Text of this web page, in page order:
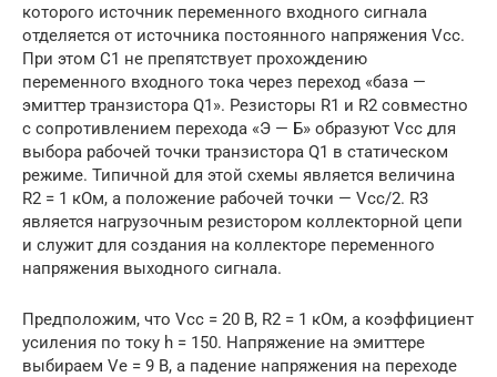
которого источник переменного входного сигнала
отделяется от источника постоянного напряжения Vcc.
При этом С1 не препятствует прохождению
переменного входного тока через переход «база —
эмиттер транзистора Q1». Резисторы R1 и R2 совместно
с сопротивлением перехода «Э — Б» образуют Vcc для
выбора рабочей точки транзистора Q1 в статическом
режиме. Типичной для этой схемы является величина
R2 = 1 кОм, а положение рабочей точки — Vcc/2. R3
является нагрузочным резистором коллекторной цепи
и служит для создания на коллекторе переменного
напряжения выходного сигнала.
Предположим, что Vcc = 20 В, R2 = 1 кОм, а коэффициент
усиления по току h = 150. Напряжение на эмиттере
выбираем Ve = 9 В, а падение напряжения на переходе